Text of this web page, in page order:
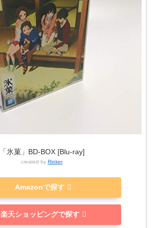
「氷菓」BD-BOX [Blu-ray]
created by Rinker
Amazonで探す
楽天ショッピングで探す